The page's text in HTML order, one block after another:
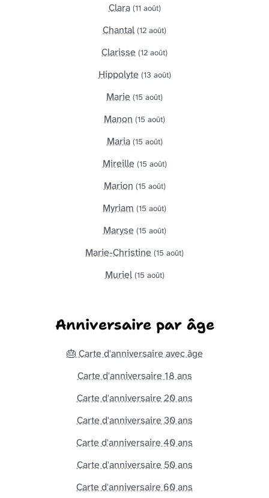
Clara (11 août)
Chantal (12 août)
Clarisse (12 août)
Hippolyte (13 août)
Marie (15 août)
Manon (15 août)
Maria (15 août)
Mireille (15 août)
Marion (15 août)
Myriam (15 août)
Maryse (15 août)
Marie-Christine (15 août)
Muriel (15 août)
Anniversaire par âge
🎂 Carte d'anniversaire avec âge
Carte d'anniversaire 18 ans
Carte d'anniversaire 20 ans
Carte d'anniversaire 30 ans
Carte d'anniversaire 40 ans
Carte d'anniversaire 50 ans
Carte d'anniversaire 60 ans